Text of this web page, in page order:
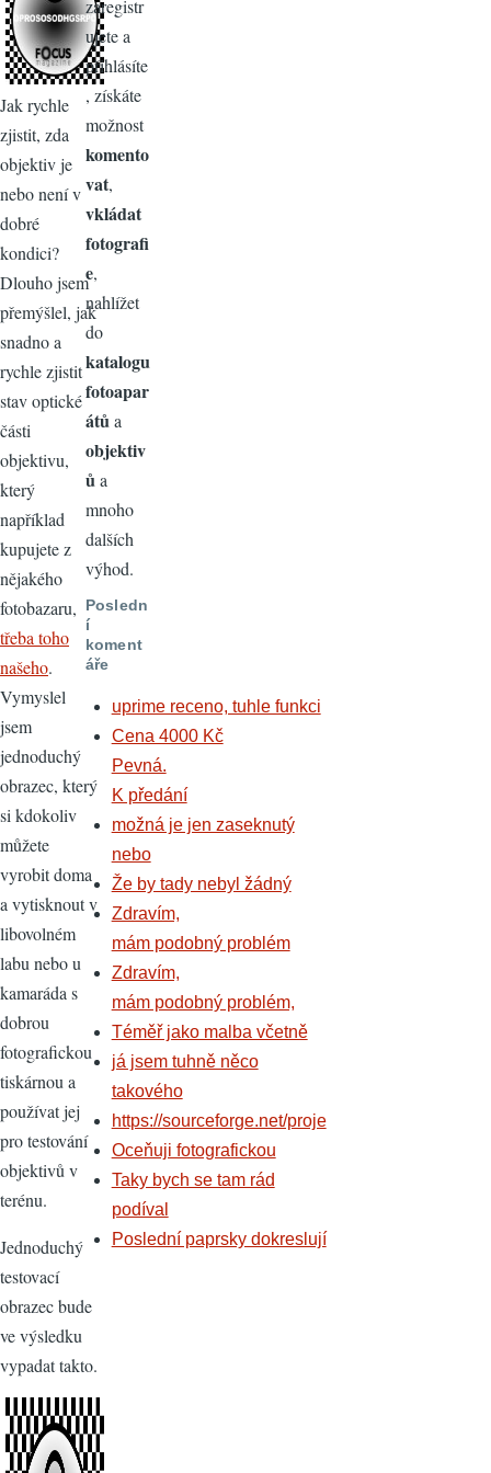
Jak rychle
zjistit, zda
objektiv je
nebo není v
dobré
kondici?
Dlouho jsem
přemýšlel, jak
snadno a
rychle zjistit
stav optické
části
objektivu,
který
například
kupujete z
nějakého
fotobazaru,
třeba toho
našeho.
Vymyslel
jsem
jednoduchý
obrazec, který
si kdokoliv
můžete
vyrobit doma
a vytisknout v
libovolném
labu nebo u
kamaráda s
dobrou
fotografickou
tiskárnou a
používat jej
pro testování
objektivů v
terénu.
Jednoduchý
testovací
obrazec bude
ve výsledku
vypadat takto.
zaregistr
ujete a
přihlásíte
, získáte
možnost
komento
vat,
vkládat
fotografi
e,
nahlížet
do
katalogu
fotoapar
átů a
objektiv
ů a
mnoho
dalších
výhod.
Posledn
í
koment
áře
uprime receno, tuhle funkci
Cena 4000 Kč
Pevná.
K předání
možná je jen zaseknutý
nebo
Že by tady nebyl žádný
Zdravím,
mám podobný problém
Zdravím,
mám podobný problém,
Téměř jako malba včetně
já jsem tuhně něco
takového
https://sourceforge.net/proje
Oceňuji fotografickou
Taky bych se tam rád
podíval
Poslední paprsky dokreslují